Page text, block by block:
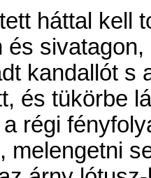
háttal kell
és sivatagon,
kandallót s
és tükörbe
régi
melengetni